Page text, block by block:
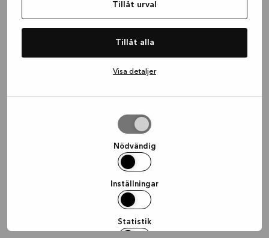
Tillåt urval
Tillåt alla
Visa detaljer
Nödvändig
Inställningar
Statistik